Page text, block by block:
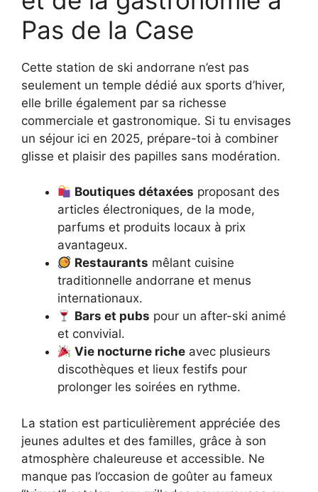
Pas de la Case
Cette station de ski andorrane n’est pas
seulement un temple dédié aux sports d’hiver,
elle brille également par sa richesse
commerciale et gastronomique. Si tu envisages
un séjour ici en 2025, prépare-toi à combiner
glisse et plaisir des papilles sans modération.
Boutiques détaxées proposant des
articles électroniques, de la mode,
parfums et produits locaux à prix
avantageux.
Restaurants mêlant cuisine
traditionnelle andorrane et menus
internationaux.
Bars et pubs pour un after-ski animé
et convivial.
Vie nocturne riche avec plusieurs
discothèques et lieux festifs pour
prolonger les soirées en rythme.
La station est particulièrement appréciée des
jeunes adultes et des familles, grâce à son
atmosphère chaleureuse et accessible. Ne
manque pas l’occasion de goûter au fameux